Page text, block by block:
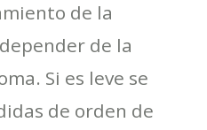
de la
de la
Si es leve se
de orden de